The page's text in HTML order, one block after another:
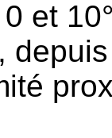
et